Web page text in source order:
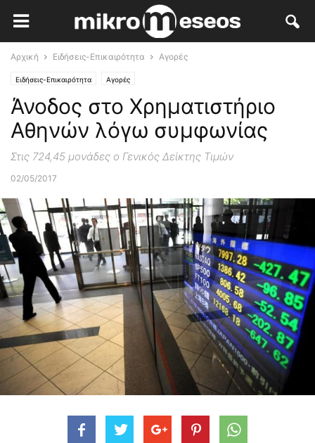
Αρχική Ειδήσεις-Επικαιρότητα Αγορές
Ειδήσεις-Επικαιρότητα Αγορές
Άνοδος στο Χρηματιστήριο
Αθηνών λόγω συμφωνίας
Στις 724,45 μονάδες ο Γενικός Δείκτης Τιμών
02/05/2017